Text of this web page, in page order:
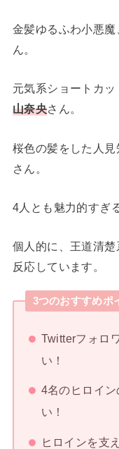
金髪ゆるふわ小悪
ん。
元気系ショートカ
山奈央さん。
桜色の髪をした人
さん。
4人とも魅力的すぎ
個人的に、王道清
反応しています。
3つのおすすめポ
Twitterフォロ
い！
4名のヒロイ
い！
ヒロインを支